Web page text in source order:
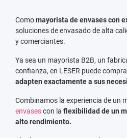
Comomayorista de envases con
soluciones de envasado de alta
y comerciantes.
Ya sea un mayorista B2B, un
confianza, en LESER puede
adapten exactamente a sus
Combinamos la experiencia de un
envasescon la flexibilidad de un
alto rendimiento.